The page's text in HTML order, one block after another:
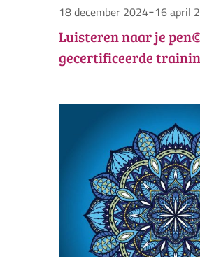
Luisteren naar je
gecertificeerde
18 december 2024-16 april